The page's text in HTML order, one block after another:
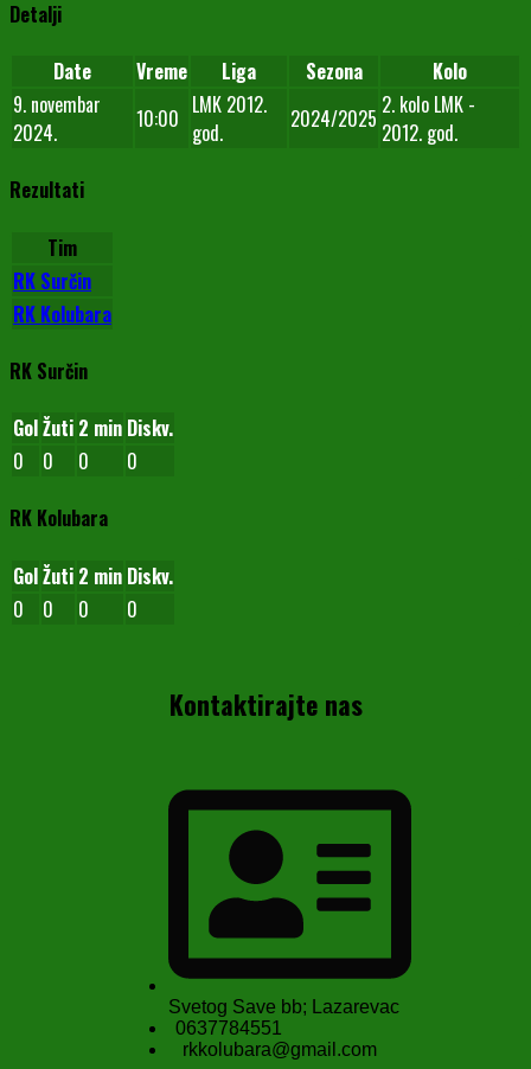
Detalji
Date Vreme Liga Sezona
Kolo
9. novembar
2024.
10:00 LMK 2012.
god.
2024/2025 2. kolo LMK -
2012. god.
Rezultati
Tim
RK Surčin
RK Kolubara
RK Surčin
GolŽuti 2 min Diskv.
0
0 0 0
RK Kolubara
GolŽuti 2 min Diskv.
0
0 0 0
Kontaktirajte nas
Svetog Save bb; Lazarevac
0637784551
rkkolubara@gmail.com